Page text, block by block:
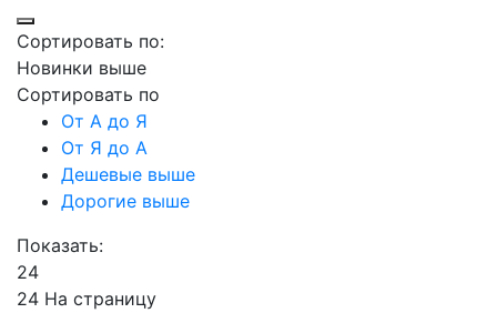
Сортировать по:
Новинки выше
Сортировать по
От А до Я
От Я до А
Дешевые выше
Дорогие выше
Показать:
24
24 На страницу